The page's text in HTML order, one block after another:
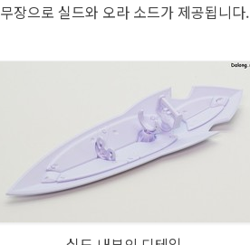
무장으로 실드와 오라 소드가 제공됩니다.